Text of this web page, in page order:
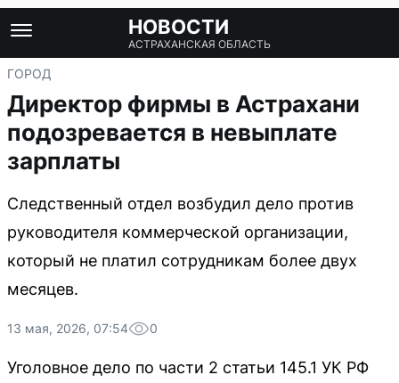
НОВОСТИ
АСТРАХАНСКАЯ ОБЛАСТЬ
ГОРОД
Директор фирмы в Астрахани
подозревается в невыплате
зарплаты
Следственный отдел возбудил дело против
руководителя коммерческой организации,
который не платил сотрудникам более двух
месяцев.
13 мая, 2026, 07:54 0
Уголовное дело по части 2 статьи 145.1 УК РФ